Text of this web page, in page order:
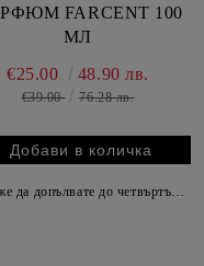
✫
FARCENT 100
МЛ
€25.00 48.90 лв.
€39.00 76.28 лв.
допълвате до четвъртък включително